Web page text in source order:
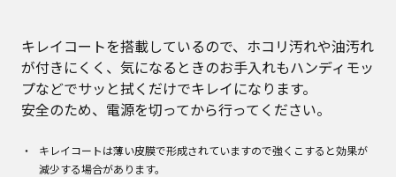
キレイコートを搭載しているので、ホコリ汚れや油汚れ
が付きにくく、気になるときのお手入れもハンディモッ
プなどでサッと拭くだけでキレイになります。
安全のため、電源を切ってから行ってください。
キレイコートは薄い皮膜で形成されていますので強くこすると効果が
減少する場合があります。